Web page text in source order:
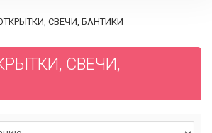
СВЕЧИ, БАНТИКИ
СВЕЧИ,